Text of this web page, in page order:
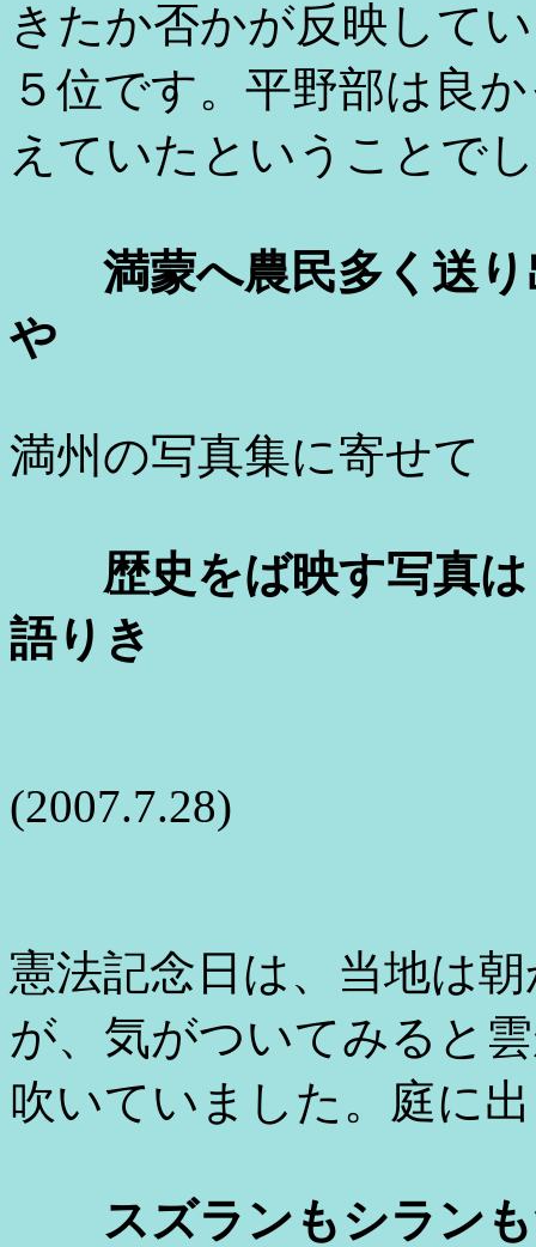
きたか否かが反映して
５位です。平野部は良
えていたということで
満蒙へ農民多く送
や
満州の写真集に寄せて
歴史をば映す写真
語りき
(2007.7.28)
憲法記念日は、当地は
が、気がついてみると
吹いていました。庭に
スズランもシラン